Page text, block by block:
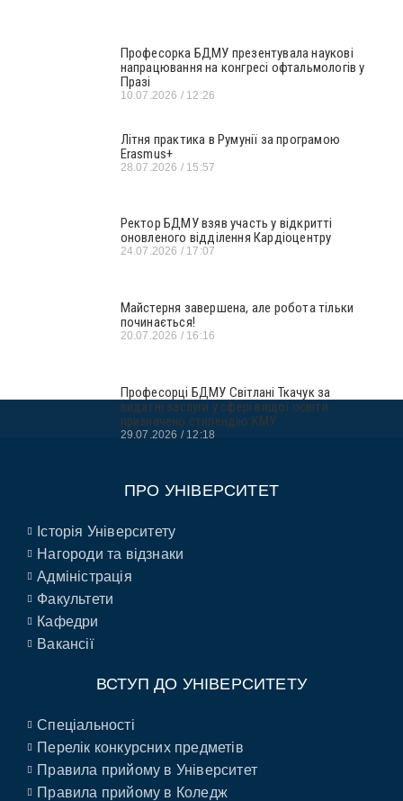
Професорка БДМУ презентувала наукові
напрацювання на конгресі офтальмологів у
Празі
10.07.2026 12:26
Літня практика в Румунії за програмою
Erasmus+
28.07.2026 15:57
Ректор БДМУ взяв участь у відкритті
оновленого відділення Кардіоцентру
24.07.2026 17:07
Майстерня завершена, але робота тільки
починається!
20.07.2026 16:16
Професорці БДМУ Світлані Ткачук за
видатні заслуги у сфері вищої освіти
призначено стипендію КМУ
29.07.2026 12:18
ПРО УНІВЕРСИТЕТ
Історія Університету
Нагороди та відзнаки
Адміністрація
Факультети
Кафедри
Вакансії
ВСТУП ДО УНІВЕРСИТЕТУ
Спеціальності
Перелік конкурсних предметів
Правила прийому в Університет
Правила прийому в Коледж